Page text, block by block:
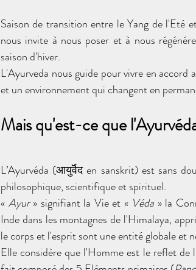
nous invite à nous poser et à nous
saison d'hiver.
L'Ayurveda nous guide pour vivre en
et un environnement qui changent en
Mais qu'est-ce que
L’Ayurvéda (आयुर्वॆद en sanskrit) est sans
philosophique, scientifique et spirituel.
« Ayur » signifiant la Vie et « Véda » la
Inde dans les montagnes de l'Himalaya,
le corps et l'esprit sont une entité globale et
Elle considère que l'Homme est le reflet de